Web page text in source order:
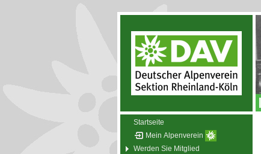
Startseite
Mein Alpenverein
Werden Sie Mitglied